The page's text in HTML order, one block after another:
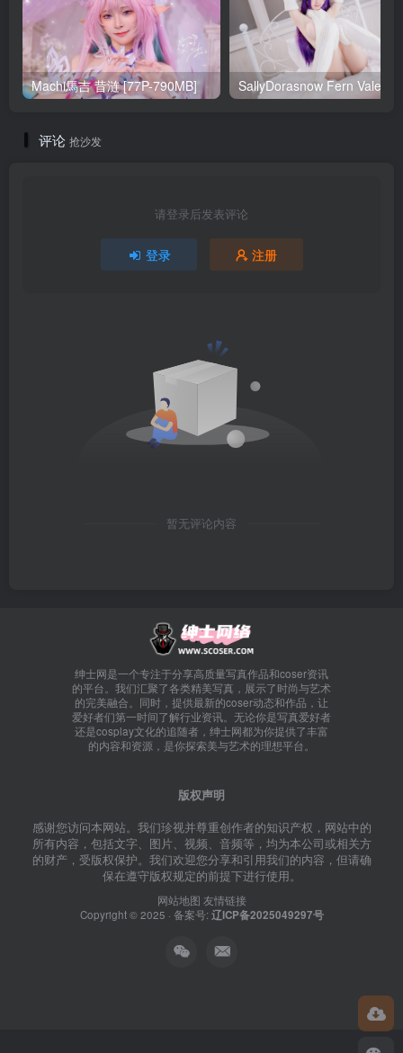
Machi馬吉 昔涟 [77P-790MB]
评论 抢沙发
请登录后发表评论
登录 注册
暂无评论内容
绅士网是一个专注于分享高质量写真作品和coser资讯
的平台。我们汇聚了各类精美写真，展示了时尚与艺术
的完美融合。同时，提供最新的coser动态和作品，让
爱好者们第一时间了解行业资讯。无论你是写真爱好者
还是cosplay文化的追随者，绅士网都为你提供了丰富
的内容和资源，是你探索美与艺术的理想平台。
版权声明
感谢您访问本网站。我们珍视并尊重创作者的知识产权，网站中的
所有内容，包括文字、图片、视频、音频等，均为本公司或相关方
的财产，受版权保护。我们欢迎您分享和引用我们的内容，但请确
保在遵守版权规定的前提下进行使用。
网站地图 友情链接
Copyright © 2025 · 备案号: 辽ICP备2025049297号